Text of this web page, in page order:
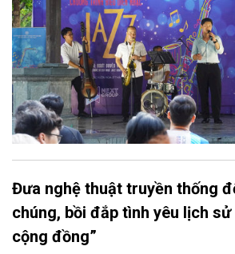
Đưa nghệ thuật truyền thống
chúng, bồi đắp tình yêu lịch sử
cộng đồng”